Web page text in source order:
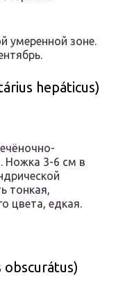
умеренной зоне.
hepáticus)
Ножка 3-6 см в
тонкая,
цвета, едкая.